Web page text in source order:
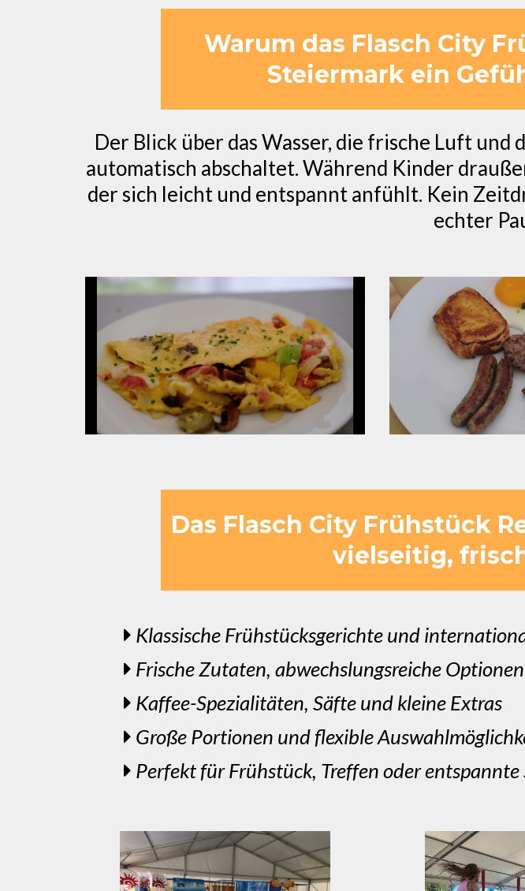
Warum das Flasch City
Steiermark ein
Der Blick über das Wasser, die frische Luft und
automatisch abschaltet. Während Kinder
der sich leicht und entspannt anfühlt. Kein
echter
Das Flasch City Frühstück
vielseitig,
Klassische Frühstücksgerichte und
Frische Zutaten, abwechslungsreiche
Kaffee-Spezialitäten, Säfte und kleine Extras
Große Portionen und flexible
Perfekt für Frühstück, Treffen oder